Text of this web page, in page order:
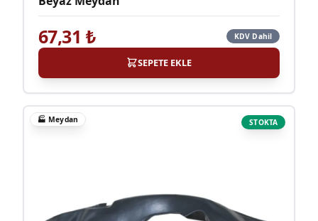
67,31 ₺ KDV Dahil
SEPETE EKLE
STOKTA
🏭 Meydan